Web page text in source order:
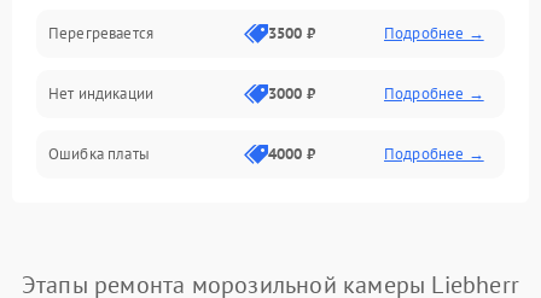
Перегревается 3500 ₽ Подробнее →
Нет индикации 3000 ₽ Подробнее →
Ошибка платы 4000 ₽ Подробнее →
Этапы ремонта морозильной камеры Liebherr